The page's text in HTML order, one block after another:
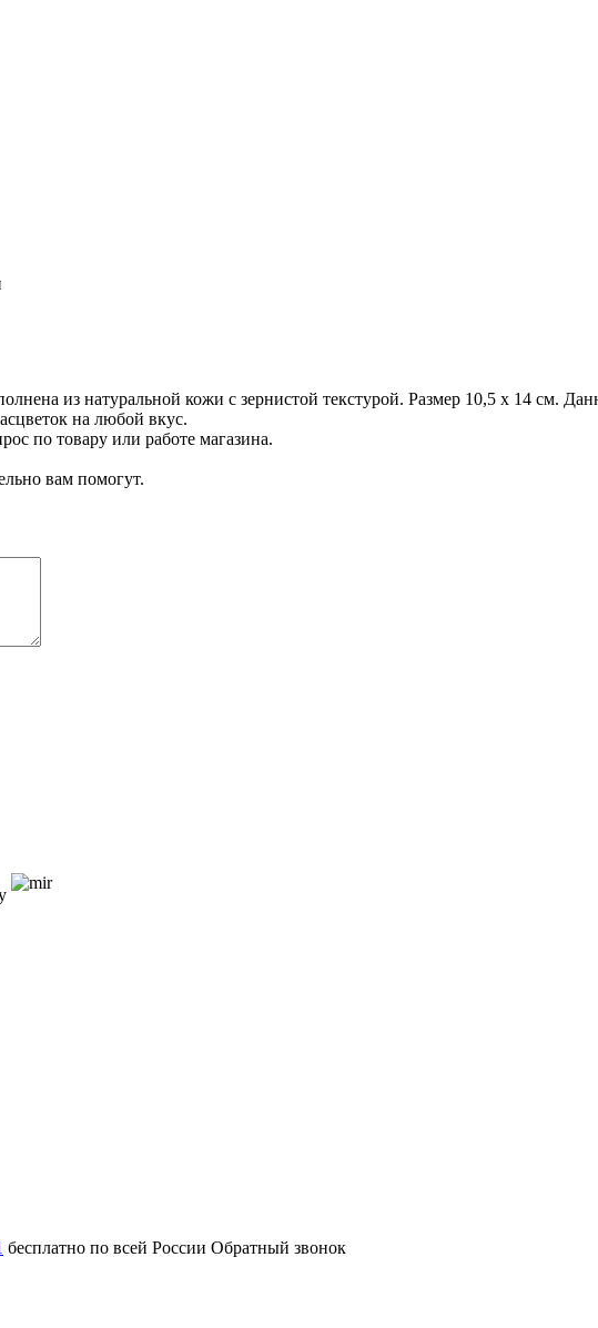
из натуральной кожи с зернистой текстурой. Размер 10,5 х 14 см.
на любой вкус.
по товару или работе магазина.
вам помогут.
бесплатно по всей России Обратный звонок